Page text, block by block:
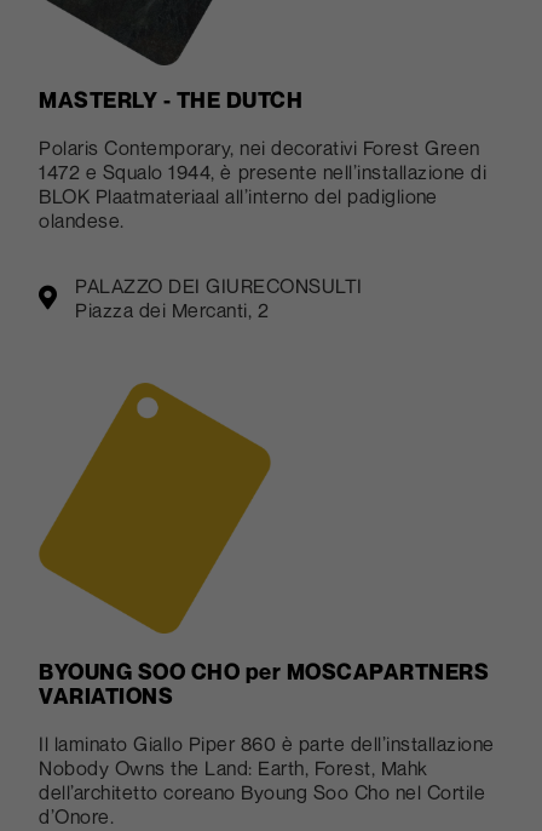
MASTERLY - THE DUTCH
Polaris Contemporary, nei decorativi Forest Green
1472 e Squalo 1944, è presente nell’installazione di
BLOK Plaatmateriaal all’interno del padiglione
olandese.
PALAZZO DEI GIURECONSULTI
Piazza dei Mercanti, 2
BYOUNG SOO CHO per MOSCAPARTNERS
VARIATIONS
Il laminato Giallo Piper 860 è parte dell’installazione
Nobody Owns the Land: Earth, Forest, Mahk
dell’architetto coreano Byoung Soo Cho nel Cortile
d’Onore.